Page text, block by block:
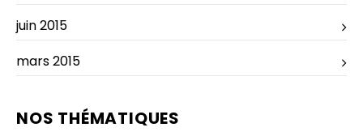
juin 2015
mars 2015
NOS THÉMATIQUES